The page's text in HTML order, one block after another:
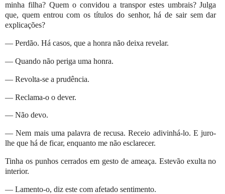
minha filha? Quem o convidou a transpor estes umbrais? Julga
que, quem entrou com os títulos do senhor, há de sair sem dar
explicações?
— Perdão. Há casos, que a honra não deixa revelar.
— Quando não periga uma honra.
— Revolta-se a prudência.
— Reclama-o o dever.
— Não devo.
— Nem mais uma palavra de recusa. Receio adivinhá-lo. E juro-
lhe que há de ficar, enquanto me não esclarecer.
Tinha os punhos cerrados em gesto de ameaça. Estevão exulta no
interior.
— Lamento-o, diz este com afetado sentimento.